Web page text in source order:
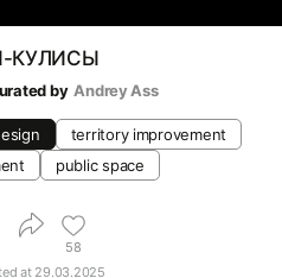
КУЛИСЫ
by Andrey Ass
territory improvement
public space
58
at 29.03.2025